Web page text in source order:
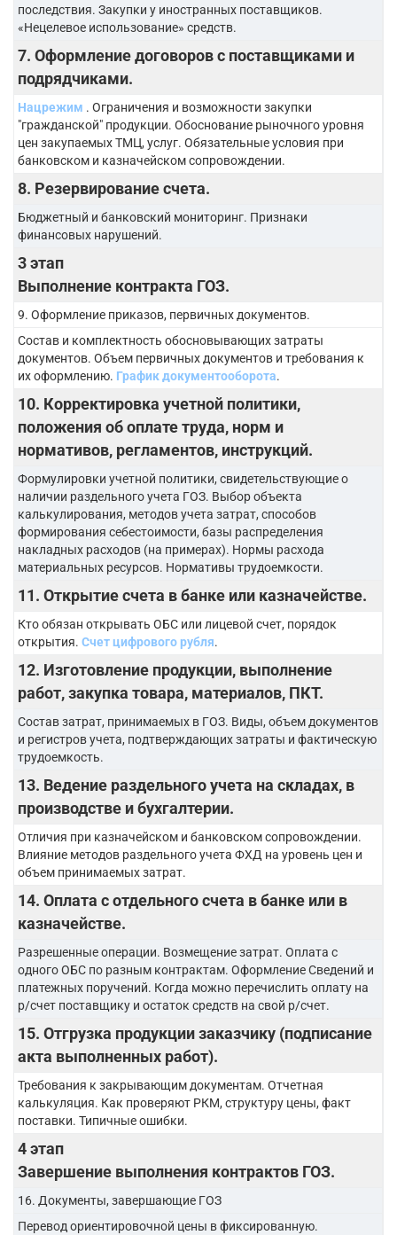
последствия. Закупки у иностранных поставщиков.
«Нецелевое использование» средств.
7. Оформление договоров с поставщиками и
подрядчиками.
Нацрежим . Ограничения и возможности закупки
"гражданской" продукции. Обоснование рыночного уровня
цен закупаемых ТМЦ, услуг. Обязательные условия при
банковском и казначейском сопровождении.
8. Резервирование счета.
Бюджетный и банковский мониторинг. Признаки
финансовых нарушений.
3 этап
Выполнение контракта ГОЗ.
9. Оформление приказов, первичных документов.
Состав и комплектность обосновывающих затраты
документов. Объем первичных документов и требования к
их оформлению. График документооборота.
10. Корректировка учетной политики,
положения об оплате труда, норм и
нормативов, регламентов, инструкций.
Формулировки учетной политики, свидетельствующие о
наличии раздельного учета ГОЗ. Выбор объекта
калькулирования, методов учета затрат, способов
формирования себестоимости, базы распределения
накладных расходов (на примерах). Нормы расхода
материальных ресурсов. Нормативы трудоемкости.
11. Открытие счета в банке или казначействе.
Кто обязан открывать ОБС или лицевой счет, порядок
открытия. Счет цифрового рубля.
12. Изготовление продукции, выполнение
работ, закупка товара, материалов, ПКТ.
Состав затрат, принимаемых в ГОЗ. Виды, объем документов
и регистров учета, подтверждающих затраты и фактическую
трудоемкость.
13. Ведение раздельного учета на складах, в
производстве и бухгалтерии.
Отличия при казначейском и банковском сопровождении.
Влияние методов раздельного учета ФХД на уровень цен и
объем принимаемых затрат.
14. Оплата с отдельного счета в банке или в
казначействе.
Разрешенные операции. Возмещение затрат. Оплата с
одного ОБС по разным контрактам. Оформление Сведений и
платежных поручений. Когда можно перечислить оплату на
р/счет поставщику и остаток средств на свой р/счет.
15. Отгрузка продукции заказчику (подписание
акта выполненных работ).
Требования к закрывающим документам. Отчетная
калькуляция. Как проверяют РКМ, структуру цены, факт
поставки. Типичные ошибки.
4 этап
Завершение выполнения контрактов ГОЗ.
16. Документы, завершающие ГОЗ
Перевод ориентировочной цены в фиксированную.